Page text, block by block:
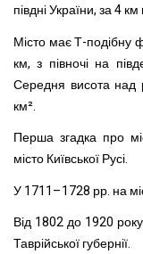
півдні України, за 4
Місто має Т-подібну
км, з півночі на
Середня висота
км².
Перша згадка про
місто Київської Русі.
У 1711–1728 рр. на
Від 1802 до 1920
Таврійської губернії.